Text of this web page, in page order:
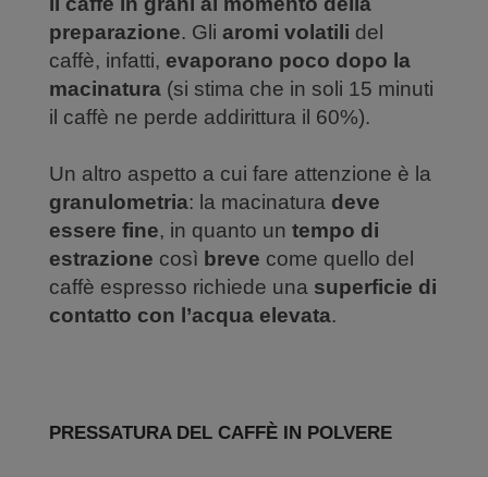
preparazione. Gli aromi volatili del
caffè, infatti, evaporano poco dopo la
macinatura (si stima che in soli 15 minuti
il caffè ne perde addirittura il 60%).
Un altro aspetto a cui fare attenzione è la
granulometria: la macinatura deve
essere fine, in quanto un tempo di
estrazione così breve come quello del
caffè espresso richiede una superficie di
contatto con l’acqua elevata.
PRESSATURA DEL CAFFÈ IN POLVERE